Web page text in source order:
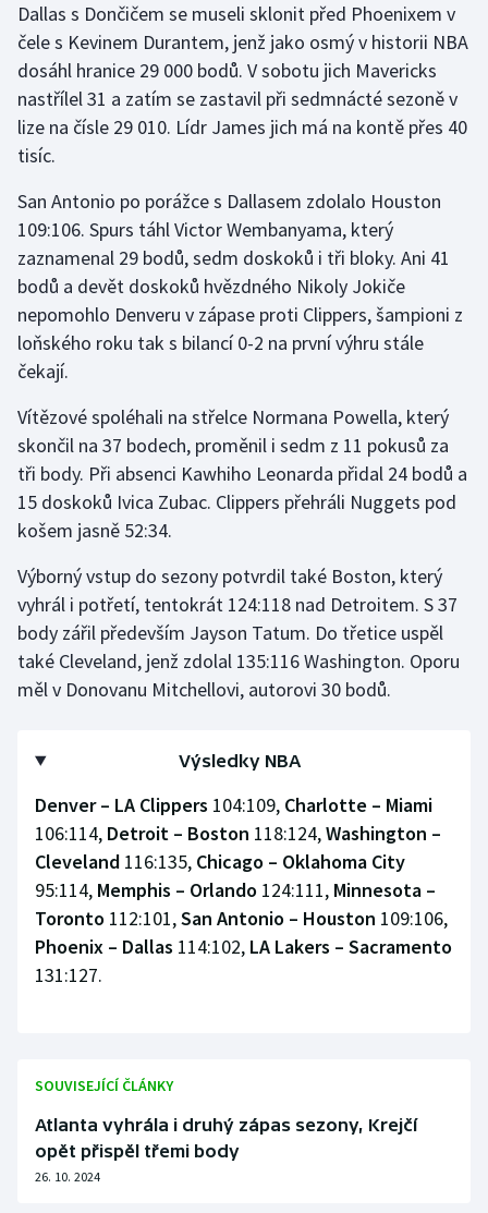
Motorsport
Olympijské hry
Parasport
Plavání
Plážový volejbal
Rychlobruslení
Rychlostní kanoistika
Short track
Sportovní střelba
Stolní tenis
Triatlon
Veslování
Ostatní
Dallas s Dončičem se museli sklonit před Phoenixem v
čele s Kevinem Durantem, jenž jako osmý v historii NBA
dosáhl hranice 29 000 bodů. V sobotu jich Mavericks
nastřílel 31 a zatím se zastavil při sedmnácté sezoně v
lize na čísle 29 010. Lídr James jich má na kontě přes 40
tisíc.
San Antonio po porážce s Dallasem zdolalo Houston
109:106. Spurs táhl Victor Wembanyama, který
zaznamenal 29 bodů, sedm doskoků i tři bloky. Ani 41
bodů a devět doskoků hvězdného Nikoly Jokiče
nepomohlo Denveru v zápase proti Clippers, šampioni z
loňského roku tak s bilancí 0-2 na první výhru stále
čekají.
Vítězové spoléhali na střelce Normana Powella, který
skončil na 37 bodech, proměnil i sedm z 11 pokusů za
tři body. Při absenci Kawhiho Leonarda přidal 24 bodů a
15 doskoků Ivica Zubac. Clippers přehráli Nuggets pod
košem jasně 52:34.
Výborný vstup do sezony potvrdil také Boston, který
vyhrál i potřetí, tentokrát 124:118 nad Detroitem. S 37
body zářil především Jayson Tatum. Do třetice uspěl
také Cleveland, jenž zdolal 135:116 Washington. Oporu
měl v Donovanu Mitchellovi, autorovi 30 bodů.
Výsledky NBA
Denver – LA Clippers 104:109, Charlotte – Miami
106:114, Detroit – Boston 118:124,Washington –
Cleveland 116:135, Chicago – Oklahoma City
95:114, Memphis – Orlando 124:111, Minnesota –
Toronto 112:101,San Antonio – Houston 109:106,
Phoenix – Dallas 114:102, LA Lakers – Sacramento
131:127.
SOUVISEJÍCÍ ČLÁNKY
Atlanta vyhrála i druhý zápas sezony, Krejčí
opět přispěl třemi body
26. 10. 2024